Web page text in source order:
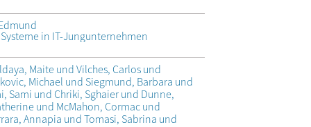
in IT-Jungunternehmen
Maite und Vilches, Carlos und
Michael und Siegmund, Barbara und
Sami und Chriki, Sghaier und Dunne,
und McMahon, Cormac und
Annapia und Tomasi, Sabrina und